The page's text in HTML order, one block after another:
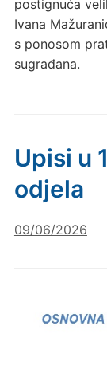
postignuća
Ivana
s ponosom
sugrađana.
Upisi u
odjela
09/06/2026